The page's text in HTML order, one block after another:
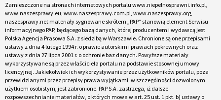
Zamieszczone na stronach internetowych portalu www.niepelnosprawni.info.pl,
www.naszesprawy.eu, www.naszesprawy.com.pl, www.naszesprawy.org,
naszesprawy.net materiały sygnowane skrótem „PAP” stanowią element Serwisu
informacyjnego PAP, będącego bazą danych, której producentem i wydawcą jest
Polska Agencja Prasowa S.A. z siedzibą w Warszawie. Chronione są one przepisami
ustawy z dnia 4 lutego 1994 r. o prawie autorskim i prawach pokrewnych oraz
ustawy z dnia 27 lipca 2001 r. o ochronie baz danych. Powyższe materiały
wykorzystywane są przez właściciela portalu na podstawie stosownej umowy
licencyjnej. Jakiekolwiek ich wykorzystywanie przez użytkowników portalu, poza
przewidzianymi przez przepisy prawa wyjątkami, w szczególności dozwolonym
użytkiem osobistym, jest zabronione. PAP S.A. zastrzega, iż dalsze
rozpowszechnianie materiałów, o których mowa w art. 25 ust. 1 pkt. b) ustawy o